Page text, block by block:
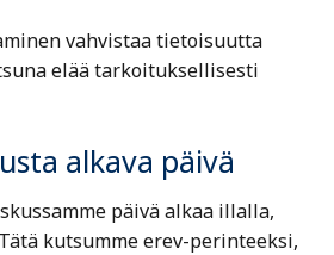
vahvistaa tietoisuutta
elää tarkoituksellisesti
alkava päivä
päivä alkaa illalla,
kutsumme erev-perinteeksi,